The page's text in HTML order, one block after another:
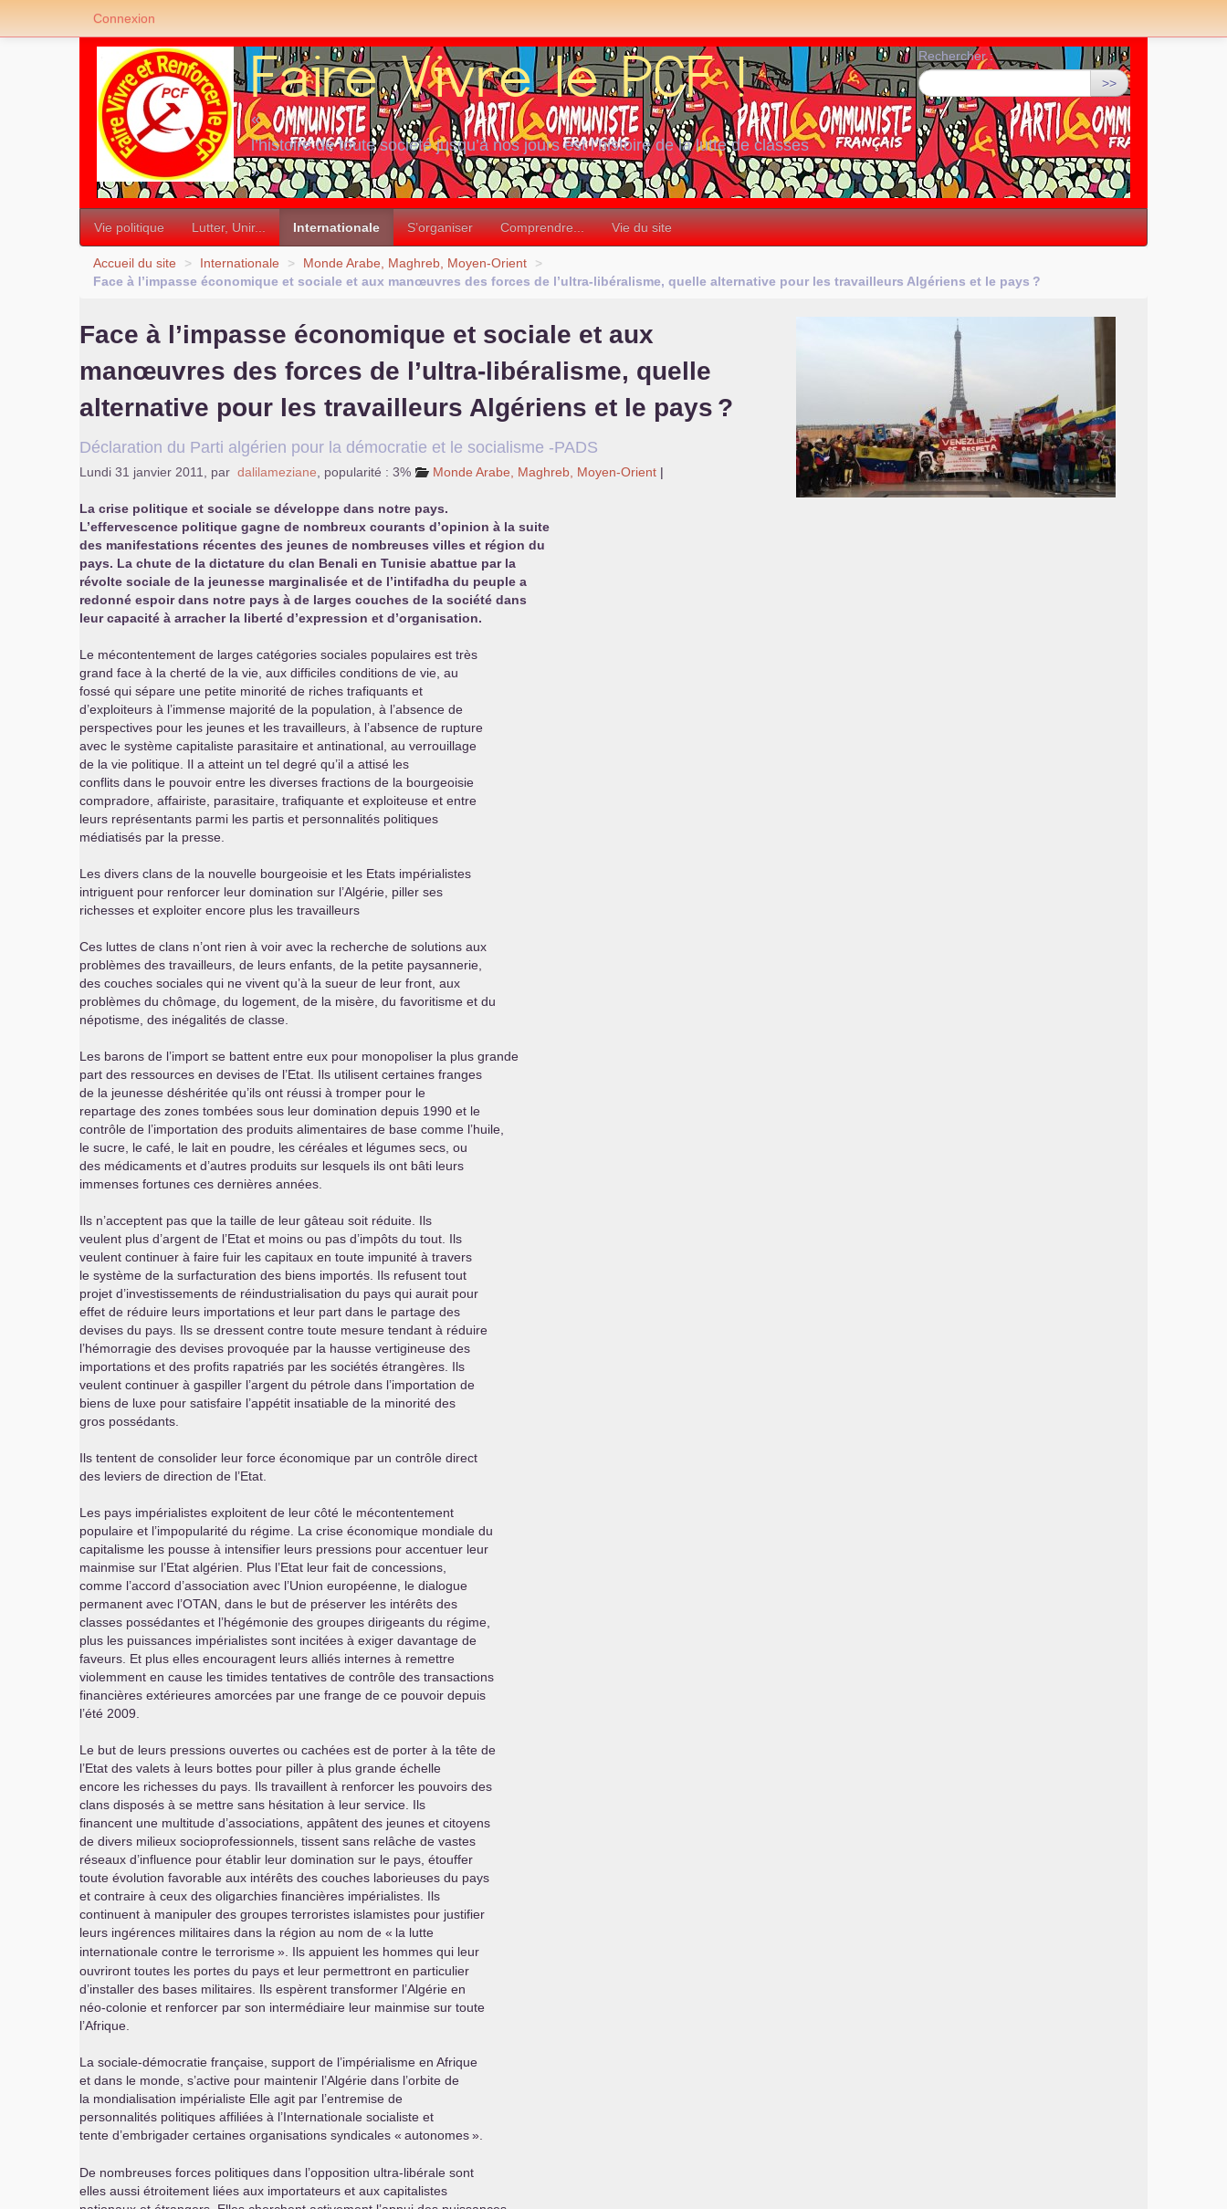
«
l’histoire de toute société jusqu’à nos jours est l’histoire de la lutte de classes
»
Rechercher :
>>
Vie politique Lutter, Unir... Internationale S’organiser Comprendre... Vie du site
Accueil du site > Internationale > Monde Arabe, Maghreb, Moyen-Orient
>
Face à l’impasse économique et sociale et aux manœuvres des forces de l’ultra-libéralisme, quelle alternative pour les travailleurs Algériens et le pays ?
Face à l’impasse économique et sociale et aux
manœuvres des forces de l’ultra-libéralisme, quelle
alternative pour les travailleurs Algériens et le pays ?
Déclaration du Parti algérien pour la démocratie et le socialisme -PADS
Lundi 31 janvier 2011 par dalilameziane popularité : 3% Monde Arabe, Maghreb, Moyen-Orient |
La crise politique et sociale se développe dans notre pays.
L’effervescence politique gagne de nombreux courants d’opinion à la suite
des manifestations récentes des jeunes de nombreuses villes et région du
pays. La chute de la dictature du clan Benali en Tunisie abattue par la
révolte sociale de la jeunesse marginalisée et de l’intifadha du peuple a
redonné espoir dans notre pays à de larges couches de la société dans
leur capacité à arracher la liberté d’expression et d’organisation.
Le mécontentement de larges catégories sociales populaires est très
grand face à la cherté de la vie, aux difficiles conditions de vie, au
fossé qui sépare une petite minorité de riches trafiquants et
d’exploiteurs à l’immense majorité de la population, à l’absence de
perspectives pour les jeunes et les travailleurs, à l’absence de rupture
avec le système capitaliste parasitaire et antinational, au verrouillage
de la vie politique. Il a atteint un tel degré qu’il a attisé les
conflits dans le pouvoir entre les diverses fractions de la bourgeoisie
compradore, affairiste, parasitaire, trafiquante et exploiteuse et entre
leurs représentants parmi les partis et personnalités politiques
médiatisés par la presse.
Les divers clans de la nouvelle bourgeoisie et les Etats impérialistes
intriguent pour renforcer leur domination sur l’Algérie, piller ses
richesses et exploiter encore plus les travailleurs
Ces luttes de clans n’ont rien à voir avec la recherche de solutions aux
problèmes des travailleurs, de leurs enfants, de la petite paysannerie,
des couches sociales qui ne vivent qu’à la sueur de leur front, aux
problèmes du chômage, du logement, de la misère, du favoritisme et du
népotisme, des inégalités de classe.
Les barons de l’import se battent entre eux pour monopoliser la plus grande
part des ressources en devises de l’Etat. Ils utilisent certaines franges
de la jeunesse déshéritée qu’ils ont réussi à tromper pour le
repartage des zones tombées sous leur domination depuis 1990 et le
contrôle de l’importation des produits alimentaires de base comme l’huile,
le sucre, le café, le lait en poudre, les céréales et légumes secs, ou
des médicaments et d’autres produits sur lesquels ils ont bâti leurs
immenses fortunes ces dernières années.
Ils n’acceptent pas que la taille de leur gâteau soit réduite. Ils
veulent plus d’argent de l’Etat et moins ou pas d’impôts du tout. Ils
veulent continuer à faire fuir les capitaux en toute impunité à travers
le système de la surfacturation des biens importés. Ils refusent tout
projet d’investissements de réindustrialisation du pays qui aurait pour
effet de réduire leurs importations et leur part dans le partage des
devises du pays. Ils se dressent contre toute mesure tendant à réduire
l’hémorragie des devises provoquée par la hausse vertigineuse des
importations et des profits rapatriés par les sociétés étrangères. Ils
veulent continuer à gaspiller l’argent du pétrole dans l’importation de
biens de luxe pour satisfaire l’appétit insatiable de la minorité des
gros possédants.
Ils tentent de consolider leur force économique par un contrôle direct
des leviers de direction de l’Etat.
Les pays impérialistes exploitent de leur côté le mécontentement
populaire et l’impopularité du régime. La crise économique mondiale du
capitalisme les pousse à intensifier leurs pressions pour accentuer leur
mainmise sur l’Etat algérien. Plus l’Etat leur fait de concessions,
comme l’accord d’association avec l’Union européenne, le dialogue
permanent avec l’OTAN , dans le but de préserver les intérêts des
classes possédantes et l’hégémonie des groupes dirigeants du régime,
plus les puissances impérialistes sont incitées à exiger davantage de
faveurs. Et plus elles encouragent leurs alliés internes à remettre
violemment en cause les timides tentatives de contrôle des transactions
financières extérieures amorcées par une frange de ce pouvoir depuis
l’été 2009.
Le but de leurs pressions ouvertes ou cachées est de porter à la tête de
l’Etat des valets à leurs bottes pour piller à plus grande échelle
encore les richesses du pays. Ils travaillent à renforcer les pouvoirs des
clans disposés à se mettre sans hésitation à leur service. Ils
financent une multitude d’associations, appâtent des jeunes et citoyens
de divers milieux socioprofessionnels, tissent sans relâche de vastes
réseaux d’influence pour établir leur domination sur le pays, étouffer
toute évolution favorable aux intérêts des couches laborieuses du pays
et contraire à ceux des oligarchies financières impérialistes. Ils
continuent à manipuler des groupes terroristes islamistes pour justifier
leurs ingérences militaires dans la région au nom de « la lutte
internationale contre le terrorisme». Ils appuient les hommes qui leur
ouvriront toutes les portes du pays et leur permettront en particulier
d’installer des bases militaires. Ils espèrent transformer l’Algérie en
néo-colonie et renforcer par son intermédiaire leur mainmise sur toute
l’Afrique.
La sociale-démocratie française, support de l’impérialisme en Afrique
et dans le monde, s’active pour maintenir l’Algérie dans l’orbite de
la mondialisation impérialiste Elle agit par l’entremise de
personnalités politiques affiliées à l’Internationale socialiste et
tente d’embrigader certaines organisations syndicales « autonomes».
De nombreuses forces politiques dans l’opposition ultra-libérale sont
elles aussi étroitement liées aux importateurs et aux capitalistes
Connexion